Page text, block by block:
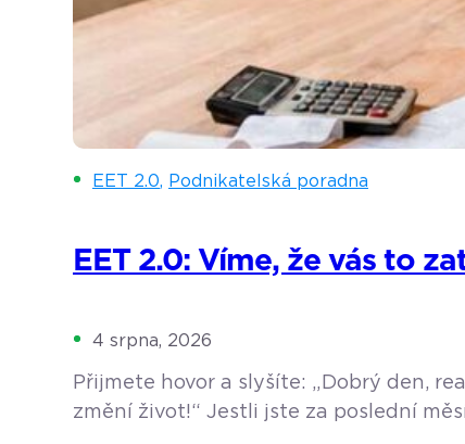
EET 2.0, Podnikatelská poradna
EET 2.0: Víme, že vás to
4 srpna, 2026
Přijmete hovor a slyšíte: „Dobrý den,
změní život!“ Jestli jste za poslední